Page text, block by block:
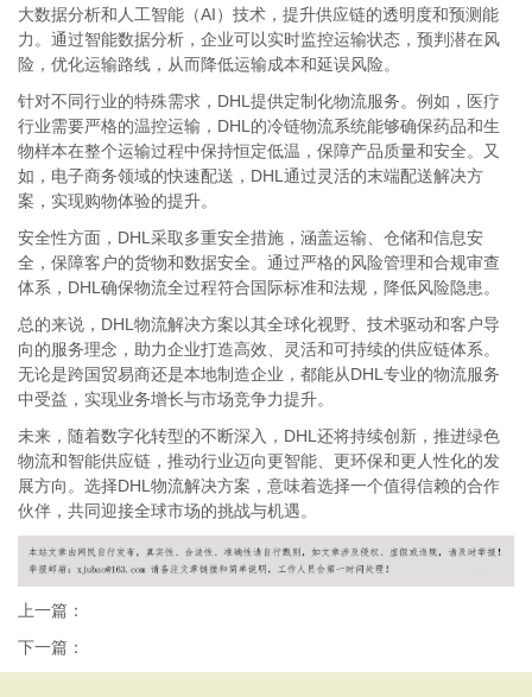
大数据分析和人工智能（AI）技术，提升供应链的透明度和预测能
力。通过智能数据分析，企业可以实时监控运输状态，预判潜在风
险，优化运输路线，从而降低运输成本和延误风险。
针对不同行业的特殊需求，DHL提供定制化物流服务。例如，医疗
行业需要严格的温控运输，DHL的冷链物流系统能够确保药品和生
物样本在整个运输过程中保持恒定低温，保障产品质量和安全。又
如，电子商务领域的快速配送，DHL通过灵活的末端配送解决方
案，实现购物体验的提升。
安全性方面，DHL采取多重安全措施，涵盖运输、仓储和信息安
全，保障客户的货物和数据安全。通过严格的风险管理和合规审查
体系，DHL确保物流全过程符合国际标准和法规，降低风险隐患。
总的来说，DHL物流解决方案以其全球化视野、技术驱动和客户导
向的服务理念，助力企业打造高效、灵活和可持续的供应链体系。
无论是跨国贸易商还是本地制造企业，都能从DHL专业的物流服务
中受益，实现业务增长与市场竞争力提升。
未来，随着数字化转型的不断深入，DHL还将持续创新，推进绿色
物流和智能供应链，推动行业迈向更智能、更环保和更人性化的发
展方向。选择DHL物流解决方案，意味着选择一个值得信赖的合作
伙伴，共同迎接全球市场的挑战与机遇。
上一篇：
下一篇：